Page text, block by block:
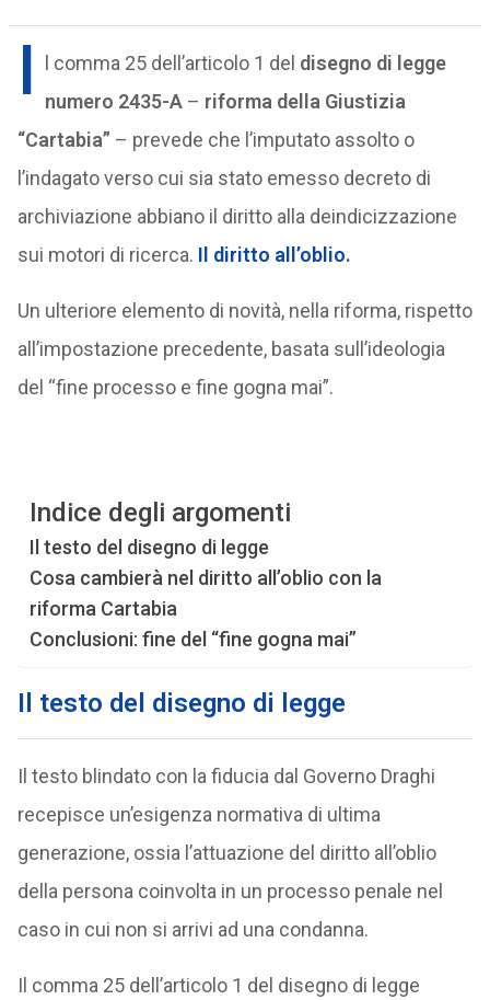
I l comma 25 dell’articolo 1 del disegno di legge
numero 2435-A– riforma della Giustizia
“Cartabia” – prevede che l’imputato assolto o
l’indagato verso cui sia stato emesso decreto di
archiviazione abbiano il diritto alla deindicizzazione
sui motori di ricerca. Il diritto all’oblio.
Un ulteriore elemento di novità, nella riforma, rispetto
all’impostazione precedente, basata sull’ideologia
del “fine processo e fine gogna mai”.
Indice degli argomenti
Il testo del disegno di legge
Cosa cambierà nel diritto all’oblio con la
riforma Cartabia
Conclusioni: fine del “fine gogna mai”
Il testo del disegno di legge
Il testo blindato con la fiducia dal Governo Draghi
recepisce un’esigenza normativa di ultima
generazione, ossia l’attuazione del diritto all’oblio
della persona coinvolta in un processo penale nel
caso in cui non si arrivi ad una condanna.
Il comma 25 dell’articolo 1 del disegno di legge